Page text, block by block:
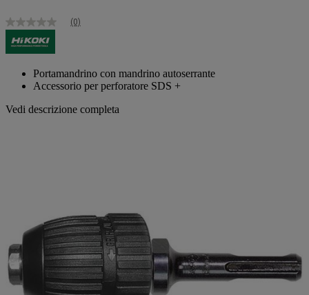
Nessuna
valutazione
Stesso
pagina.
(0)
Portamandrino con mandrino autoserrante
Accessorio per perforatore SDS +
Vedi descrizione completa